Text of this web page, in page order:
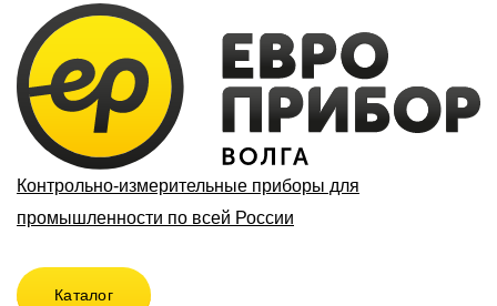
Контрольно-измерительные приборы для
промышленности по всей России
Каталог